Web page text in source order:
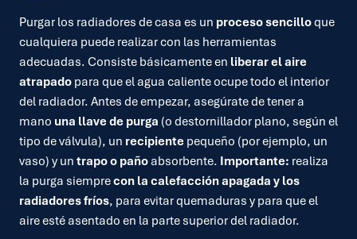
Purgar los radiadores de casa es un proceso sencilloque
cualquiera puede realizar con las herramientas
adecuadas. Consiste básicamente en liberar el aire
atrapado para que el agua caliente ocupe todo el interior
del radiador. Antes de empezar, asegúrate de tener a
mano una llave de purga (o destornillador plano, según el
tipo de válvula), un recipiente pequeño (por ejemplo, un
vaso) y un trapo o pañoabsorbente. Importante: realiza
la purga siemprecon la calefacción apagada y los
radiadores fríos, para evitar quemaduras y para que el
aire esté asentado en la parte superior del radiador.